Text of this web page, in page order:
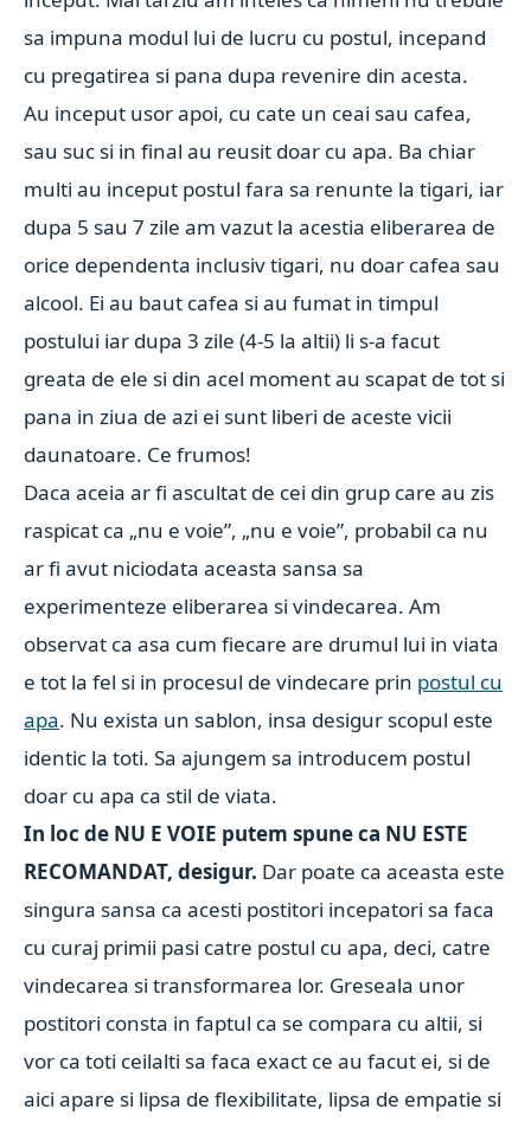
sa impuna modul lui de lucru cu postul, incepand
cu pregatirea si pana dupa revenire din acesta.
Au inceput usor apoi, cu cate un ceai sau cafea,
sau suc si in final au reusit doar cu apa. Ba chiar
multi au inceput postul fara sa renunte la tigari, iar
dupa 5 sau 7 zile am vazut la acestia eliberarea de
orice dependenta inclusiv tigari, nu doar cafea sau
alcool. Ei au baut cafea si au fumat in timpul
postului iar dupa 3 zile (4-5 la altii) li s-a facut
greata de ele si din acel moment au scapat de tot si
pana in ziua de azi ei sunt liberi de aceste vicii
daunatoare. Ce frumos!
Daca aceia ar fi ascultat de cei din grup care au zis
raspicat ca „nu e voie”, „nu e voie”, probabil ca nu
ar fi avut niciodata aceasta sansa sa
experimenteze eliberarea si vindecarea. Am
observat ca asa cum fiecare are drumul lui in viata
e tot la fel si in procesul de vindecare prin postul cu
apa. Nu exista un sablon, insa desigur scopul este
identic la toti. Sa ajungem sa introducem postul
doar cu apa ca stil de viata.
In loc de NU E VOIE putem spune ca NU ESTE
RECOMANDAT, desigur. Dar poate ca aceasta este
singura sansa ca acesti postitori incepatori sa faca
cu curaj primii pasi catre postul cu apa, deci, catre
vindecarea si transformarea lor. Greseala unor
postitori consta in faptul ca se compara cu altii, si
vor ca toti ceilalti sa faca exact ce au facut ei, si de
aici apare si lipsa de flexibilitate, lipsa de empatie si